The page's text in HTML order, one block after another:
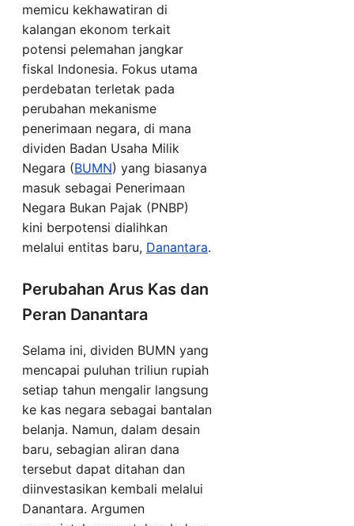
memicu kekhawatiran di
kalangan ekonom terkait
potensi pelemahan jangkar
fiskal Indonesia. Fokus utama
perdebatan terletak pada
perubahan mekanisme
penerimaan negara, di mana
dividen Badan Usaha Milik
Negara (BUMN) yang biasanya
masuk sebagai Penerimaan
Negara Bukan Pajak (PNBP)
kini berpotensi dialihkan
melalui entitas baru, Danantara.
Perubahan Arus Kas dan
Peran Danantara
Selama ini, dividen BUMN yang
mencapai puluhan triliun rupiah
setiap tahun mengalir langsung
ke kas negara sebagai bantalan
belanja. Namun, dalam desain
baru, sebagian aliran dana
tersebut dapat ditahan dan
diinvestasikan kembali melalui
Danantara. Argumen